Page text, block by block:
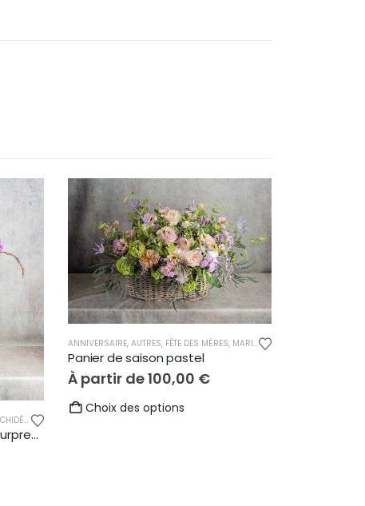
,REMERCIEMENTS
Orchidées phalaenopsis pourpres 4 tiges
ANNIVERSAIRE, AUTRES, FÊTE DES MÈRES, MARIAGE ,
Panier de saison pastel
À partir de100,00 €
Choix des options